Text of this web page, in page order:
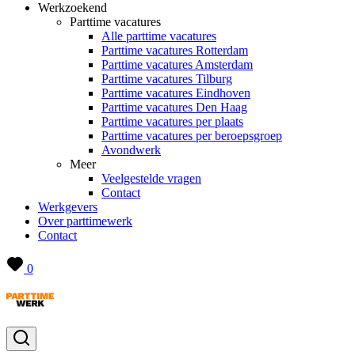
Werkzoekend
Parttime vacatures
Alle parttime vacatures
Parttime vacatures Rotterdam
Parttime vacatures Amsterdam
Parttime vacatures Tilburg
Parttime vacatures Eindhoven
Parttime vacatures Den Haag
Parttime vacatures per plaats
Parttime vacatures per beroepsgroep
Avondwerk
Meer
Veelgestelde vragen
Contact
Werkgevers
Over parttimewerk
Contact
0